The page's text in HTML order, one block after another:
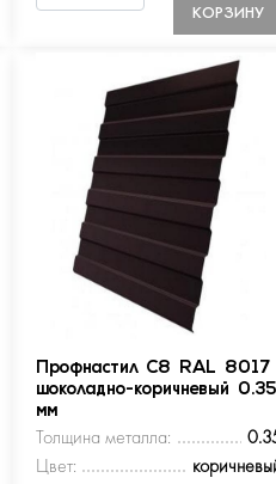
КОРЗИНУ
Профнастил С8 RAL 8017
шоколадно-коричневый 0.35
мм
Толщина металла:
Цвет: